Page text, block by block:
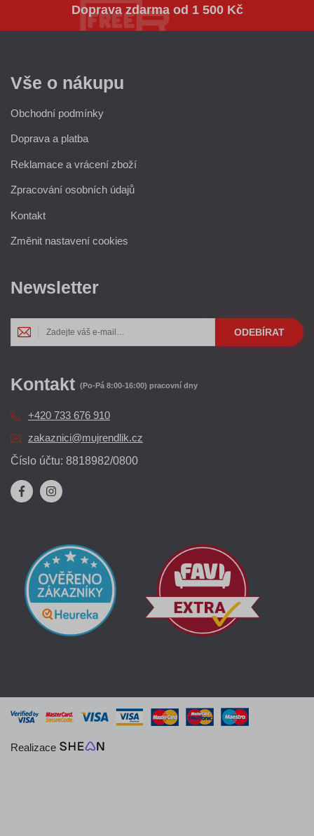
Doprava zdarmaod 1 500 Kč
Vše o nákupu
Obchodní podmínky
Doprava a platba
Reklamace a vrácení zboží
Zpracování osobních údajů
Kontakt
Změnit nastavení cookies
Newsletter
ODEBÍRAT
Kontakt (Po-Pá 8:00-16:00) pracovní dny
+420 733 676 910
zakaznici@mujrendlik.cz
Číslo účtu: 8818982/0800
Realizace